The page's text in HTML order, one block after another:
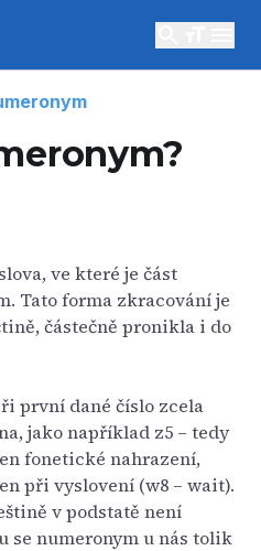
ve které je část
Tato forma zkracování je
částečně pronikla i do
první dané číslo zcela
jako například z5 – tedy
fonetické nahrazení,
při vyslovení (w8 – wait).
v podstatě není
se numeronym u nás tolik